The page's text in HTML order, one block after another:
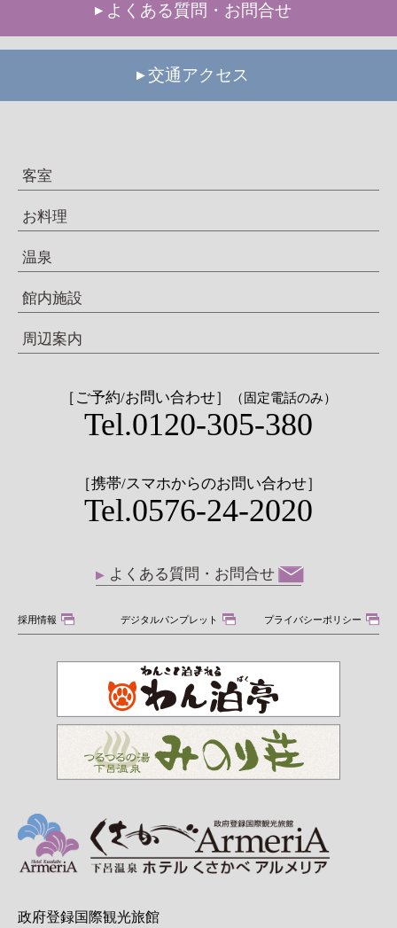
よくある質問・お問合せ
交通アクセス
客室
お料理
温泉
館内施設
周辺案内
［ご予約/お問い合わせ］ （固定電話のみ）
Tel.0120-305-380
［携帯/スマホからのお問い合わせ］
Tel.0576-24-2020
よくある質問・お問合せ
採用情報 デジタルパンプレット プライバシーポリシー
政府登録国際観光旅館